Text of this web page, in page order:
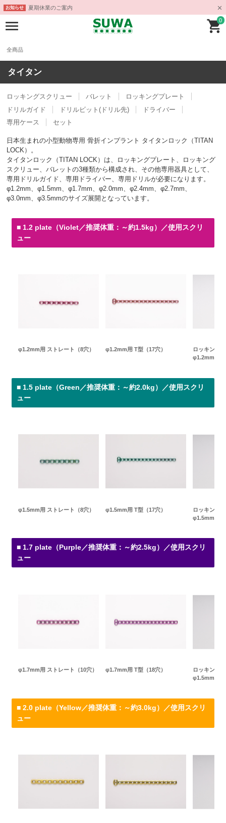
お知らせ 夏期休業のご案内
0
全商品
タイタン
ロッキングスクリュー バレット
ロッキングプレート
ドリルガイド
ドリルビット(ドリル先)
ドライバー
専用ケース
セット
日本生まれの小型動物専用 骨折インプラント タイタンロック（TITAN
LOCK）。
タイタンロック（TITAN LOCK）は、ロッキングプレート、ロッキング
スクリュー、バレットの3種類から構成され、その他専用器具として、
専用ドリルガイド、専用ドライバー、専用ドリルが必要になります。
φ1.2mm、φ1.5mm、φ1.7mm、φ2.0mm、φ2.4mm、φ2.7mm、
φ3.0mm、φ3.5mmのサイズ展開となっています。
■ 1.2 plate（Violet／推奨体重：～約1.5kg）／使用スクリ
ュー
φ1.2mm用 ストレート（8穴） φ1.2mm用 T型（17穴）
ロッキング
φ1.2mm（
■ 1.5 plate（Green／推奨体重：～約2.0kg）／使用スクリ
ュー
φ1.5mm用 ストレート（8穴） φ1.5mm用 T型（17穴）
ロッキング
φ1.5mm（
■ 1.7 plate（Purple／推奨体重：～約2.5kg）／使用スクリ
ュー
φ1.7mm用 ストレート（10穴） φ1.7mm用 T型（18穴）
ロッキング
φ1.5mm（
■ 2.0 plate（Yellow／推奨体重：～約3.0kg）／使用スクリ
ュー